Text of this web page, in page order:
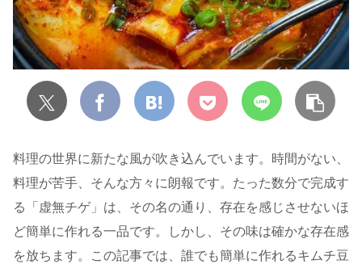
料理の世界に新たな風が吹き込んでいます。時間がない、
料理が苦手、そんな方々に朗報です。たった数分で完成す
る「虚無チゲ」は、その名の通り、存在を感じさせないほ
ど簡単に作れる一品です。しかし、その味は確かな存在感
を放ちます。この記事では、誰でも簡単に作れるキムチ豆